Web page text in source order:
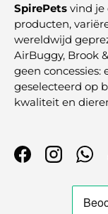
SpirePets vind je
producten,
wereldwijd
AirBuggy, Brook
geen concessies:
geselecteerd op
kwaliteit en
FacebookInstagram